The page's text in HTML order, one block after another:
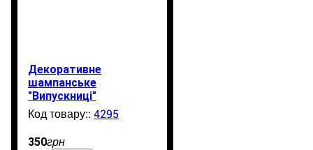
Декоративне
шампанське
"Випускниці"
4295
350грн